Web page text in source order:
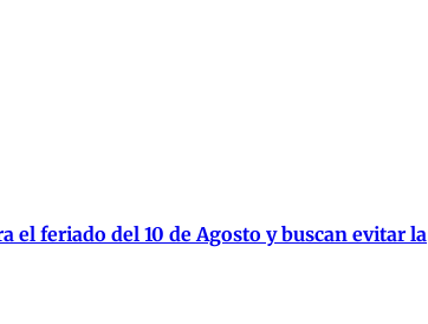
el feriado del 10 de Agosto y buscan evitar la